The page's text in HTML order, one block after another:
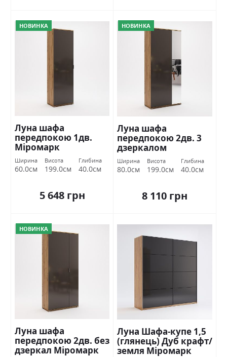
НОВИНКА
Луна шафа
передпокою 1дв.
Міромарк
Ширина
60.0см
Висота
199.0см
Глибина
40.0см
5 648 грн
НОВИНКА
Луна шафа
передпокою 2дв. 3
дзеркалом
Міромарк
Ширина
80.0см
Висота
199.0см
Глибина
40.0см
8 110 грн
НОВИНКА
Луна шафа
передпокою 2дв. без
дзеркал Міромарк
Луна Шафа-купе 1,5
(глянець) Дуб крафт/
земля Міромарк